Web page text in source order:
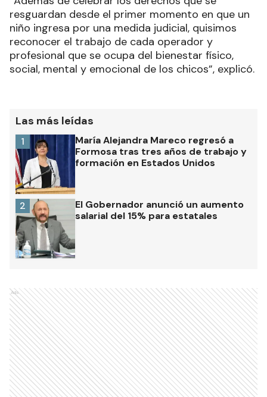
resguardan desde el primer momento en que un
niño ingresa por una medida judicial, quisimos
reconocer el trabajo de cada operador y
profesional que se ocupa del bienestar físico,
social, mental y emocional de los chicos”, explicó.
Las más leídas
María Alejandra Mareco regresó a
Formosa tras tres años de trabajo y
formación en Estados Unidos
1
El Gobernador anunció un aumento
salarial del 15% para estatales
2
Ads